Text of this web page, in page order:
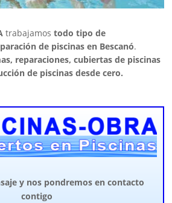
trabajamostodo tipo de
de piscinas en Bescanó.
reparaciones, cubiertas de piscinas
de piscinas desde cero.
y nos pondremos en contacto
contigo